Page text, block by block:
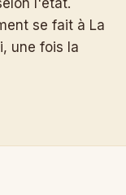
l'état.
se fait à La
une fois la